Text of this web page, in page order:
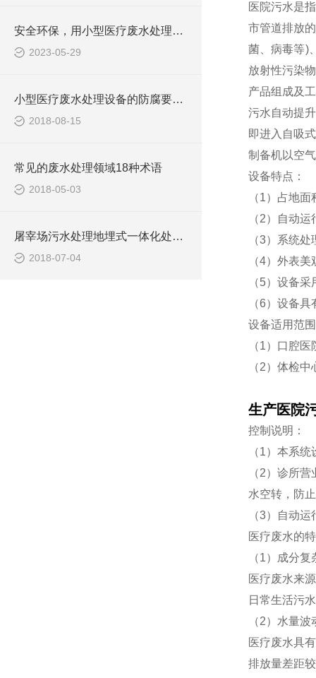
安全环保，用小型医疗废水处理设备
2023-05-29
小型医疗废水处理设备的防腐要求你做到了吗
2018-08-15
常见的废水处理领域18种术语
2018-05-03
屠宰场污水处理地埋式一体化处理设备
2018-07-04
医院污水是
市管道排放
菌、病毒等)
放射性污染
产品组成及
污水自动提
即进入自吸
制备机以空
设备特点：
（1）占地
（2）自动
（3）系统
（4）外表
（5）设备
（6）设备
设备适用范
（1）口腔
（2）体检
生产医院
控制说明：
（1）本系
（2）诊所
水空转，防
（3）自动
医疗废水的
（1）成分复
医疗废水来
日常生活污
（2）水量波
医疗废水具
排放量差距